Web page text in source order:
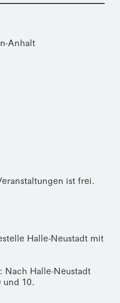
Anhalt
ist frei.
Halle-Neustadt mit
: Nach Halle-Neustadt
und 10.